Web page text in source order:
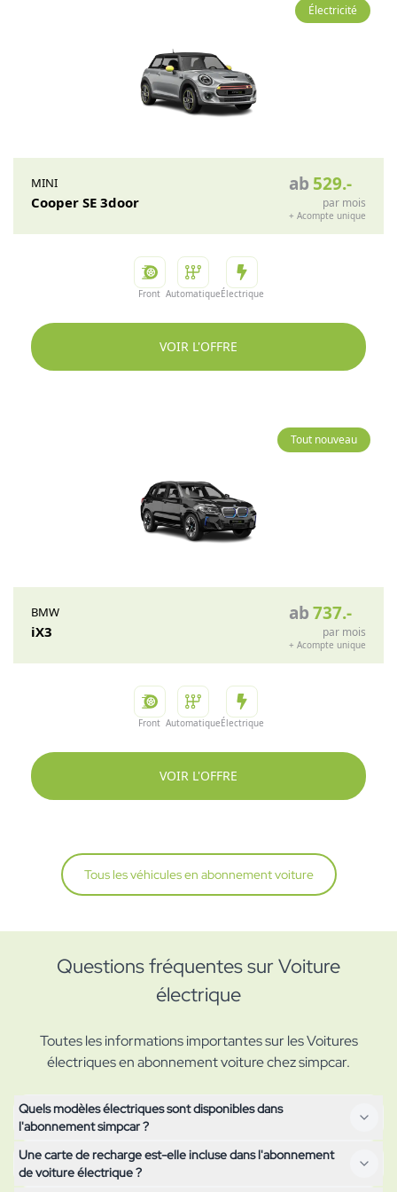
Électricité
MINI
Cooper SE 3door
ab 529.-
par mois
+ Acompte unique
Front AutomatiqueÉlectrique
VOIR L'OFFRE
Tout nouveau
BMW
iX3
ab737.-
par mois
+ Acompte unique
Front AutomatiqueÉlectrique
VOIR L'OFFRE
Tous les véhicules en abonnement voiture
Questions fréquentes sur Voiture
électrique
Toutes les informations importantes sur les Voitures
électriques en abonnement voiture chez simpcar.
Quels modèles électriques sont disponibles dans
l'abonnement simpcar ?
Notre aperçu des voitures électriques ci-dessus montre tous
Une carte de recharge est-elle incluse dans l'abonnement
de voiture électrique ?